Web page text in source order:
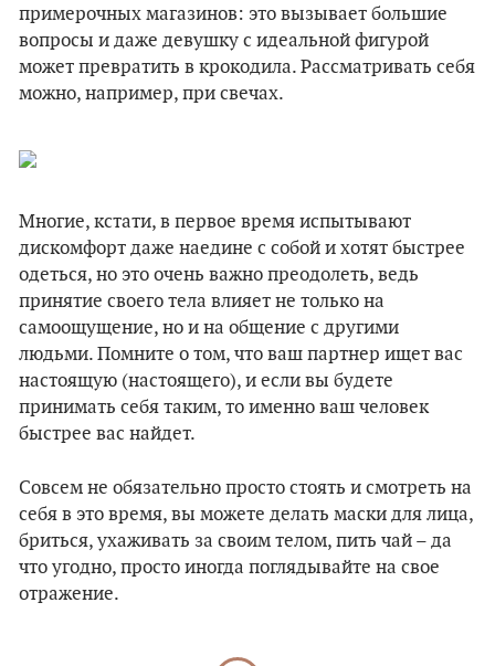
примерочных магазинов: это вызывает большие
вопросы и даже девушку с идеальной фигурой
может превратить в крокодила. Рассматривать себя
можно, например, при свечах.
Многие, кстати, в первое время испытывают
дискомфорт даже наедине с собой и хотят быстрее
одеться, но это очень важно преодолеть, ведь
принятие своего тела влияет не только на
самоощущение, но и на общение с другими
людьми. Помните о том, что ваш партнер ищет вас
настоящую (настоящего), и если вы будете
принимать себя таким, то именно ваш человек
быстрее вас найдет.
Совсем не обязательно просто стоять и смотреть на
себя в это время, вы можете делать маски для лица,
бриться, ухаживать за своим телом, пить чай – да
что угодно, просто иногда поглядывайте на свое
отражение.